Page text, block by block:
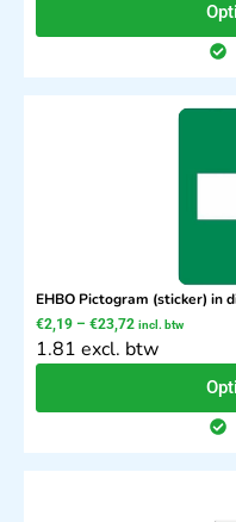
EHBO Pictogram (sticker) in
€2,19 – €23,72 incl. btw
1.81 excl. btw